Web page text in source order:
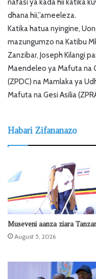
nafasi ya kada hii katika
dhana hii,”ameeleza.
Katika hatua nyingine,
mazungumzo na Katibu
Zanzibar, Joseph Kilangi
Maendeleo ya Mafuta na
(ZPDC) na Mamlaka ya
Mafuta na Gesi Asilia
Habari Zifananazo
Museveni aanza ziara
August 5, 2026